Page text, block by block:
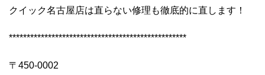
クイック名古屋店は直らない修理も徹底的に直します！
**************************************************
〒450-0002